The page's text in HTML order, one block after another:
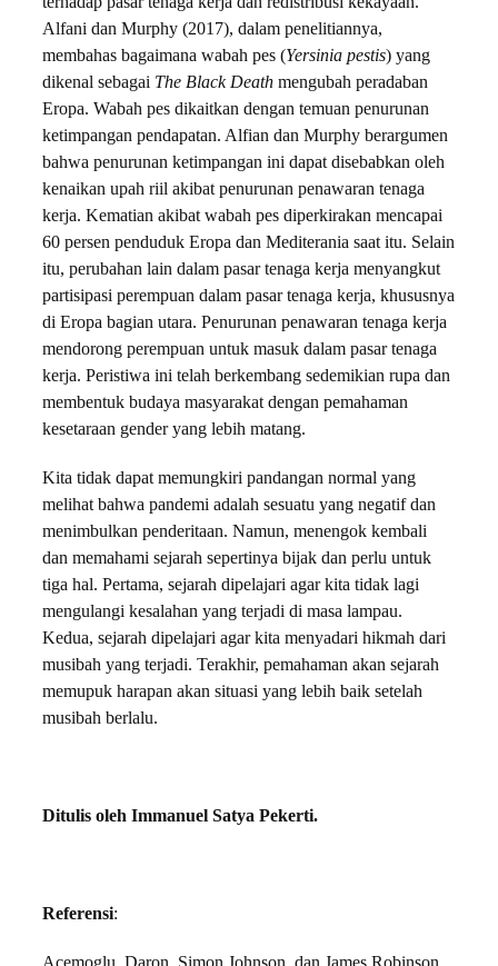
Alfani dan Murphy (2017), dalam penelitiannya,
membahas bagaimana wabah pes (Yersinia pestis) yang
dikenal sebagai The Black Death mengubah peradaban
Eropa. Wabah pes dikaitkan dengan temuan penurunan
ketimpangan pendapatan. Alfian dan Murphy berargumen
bahwa penurunan ketimpangan ini dapat disebabkan oleh
kenaikan upah riil akibat penurunan penawaran tenaga
kerja. Kematian akibat wabah pes diperkirakan mencapai
60 persen penduduk Eropa dan Mediterania saat itu. Selain
itu, perubahan lain dalam pasar tenaga kerja menyangkut
partisipasi perempuan dalam pasar tenaga kerja, khususnya
di Eropa bagian utara. Penurunan penawaran tenaga kerja
mendorong perempuan untuk masuk dalam pasar tenaga
kerja. Peristiwa ini telah berkembang sedemikian rupa dan
membentuk budaya masyarakat dengan pemahaman
kesetaraan gender yang lebih matang.
Kita tidak dapat memungkiri pandangan normal yang
melihat bahwa pandemi adalah sesuatu yang negatif dan
menimbulkan penderitaan. Namun, menengok kembali
dan memahami sejarah sepertinya bijak dan perlu untuk
tiga hal. Pertama, sejarah dipelajari agar kita tidak lagi
mengulangi kesalahan yang terjadi di masa lampau.
Kedua, sejarah dipelajari agar kita menyadari hikmah dari
musibah yang terjadi. Terakhir, pemahaman akan sejarah
memupuk harapan akan situasi yang lebih baik setelah
musibah berlalu.
Ditulis oleh Immanuel Satya Pekerti.
Referensi: